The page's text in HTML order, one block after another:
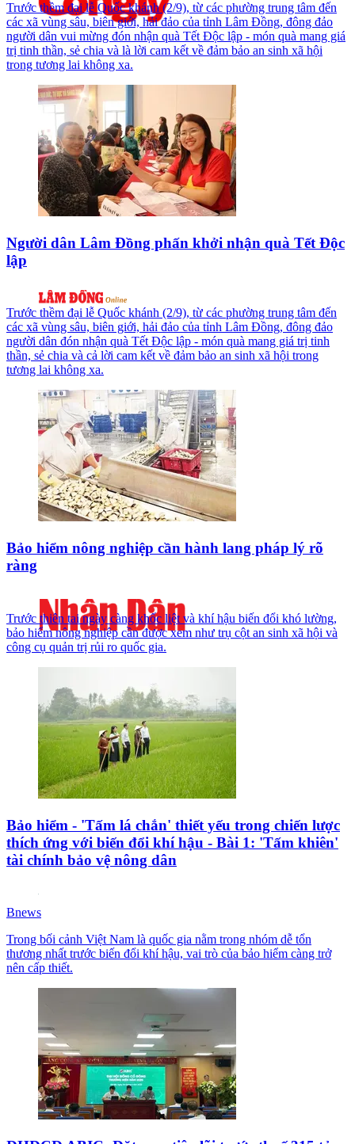
Trước thềm đại lễ Quốc khánh (2/9), từ các phường trung tâm đến
các xã vùng sâu, biên giới, hải đảo của tỉnh Lâm Đồng, đông đảo
người dân vui mừng đón nhận quà Tết Độc lập - món quà mang giá
trị tinh thần, sẻ chia và là lời cam kết về đảm bảo an sinh xã hội
trong tương lai không xa.
Người dân Lâm Đồng phấn khởi nhận quà Tết Độc
lập
Trước thềm đại lễ Quốc khánh (2/9), từ các phường trung tâm đến
các xã vùng sâu, biên giới, hải đảo của tỉnh Lâm Đồng, đông đảo
người dân đón nhận quà Tết Độc lập - món quà mang giá trị tinh
thần, sẻ chia và cả lời cam kết về đảm bảo an sinh xã hội trong
tương lai không xa.
Bảo hiểm nông nghiệp cần hành lang pháp lý rõ
ràng
Trước thiên tai ngày càng khốc liệt và khí hậu biến đổi khó lường,
bảo hiểm nông nghiệp cần được xem như trụ cột an sinh xã hội và
công cụ quản trị rủi ro quốc gia.
Bảo hiểm - 'Tấm lá chắn' thiết yếu trong chiến lược
thích ứng với biến đổi khí hậu - Bài 1: 'Tấm khiên'
tài chính bảo vệ nông dân
Bnews
Trong bối cảnh Việt Nam là quốc gia nằm trong nhóm dễ tổn
thương nhất trước biến đổi khí hậu, vai trò của bảo hiểm càng trở
nên cấp thiết.